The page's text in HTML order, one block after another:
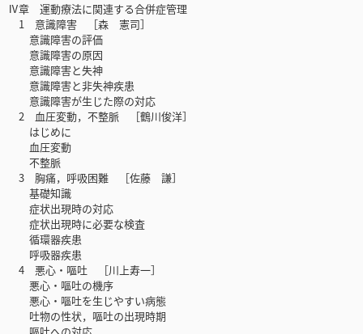
Ⅳ章 運動療法に関連する合併症管理
1 意識障害 ［森 憲司］
意識障害の評価
意識障害の原因
意識障害と失神
意識障害と非失神疾患
意識障害が生じた際の対応
2 血圧変動，不整脈 ［鶴川俊洋］
はじめに
血圧変動
不整脈
3 胸痛，呼吸困難 ［佐藤 謙］
基礎知識
症状出現時の対応
症状出現時に必要な検査
循環器疾患
呼吸器疾患
4 悪心・嘔吐 ［川上寿一］
悪心・嘔吐の機序
悪心・嘔吐を生じやすい病態
吐物の性状，嘔吐の出現時期